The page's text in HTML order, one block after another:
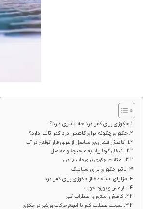
جکوزی برای کمر درد چه تاثیری دارد؟
جکوزی چگونه برای کاهش درد کمر تاثیر دارد؟
کاهش فشار روی مفاصل از طریق قرار گرفتن در آب
انتقال گرما زیاد به ماهیچه و مفاصل
امکانات جکوزی برای ماساژ بدن
تاثیر جکوزی برای سیاتیک
مزایای استفاده از جکوزی برای کمر درد
آرامش و بهبود خواب
کاهش استرس، اضطراب کلی
تقویت عضلات کمر با انجام حرکات ورزشی در جکوزی